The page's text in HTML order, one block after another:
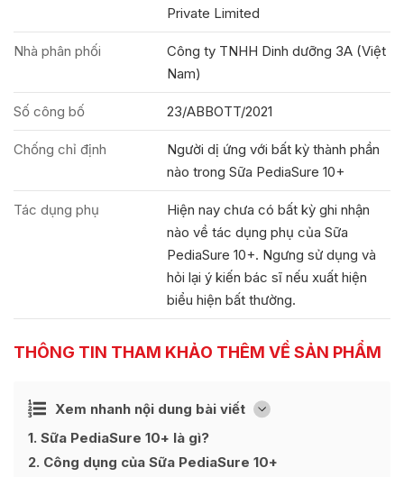
Private Limited
Nhà phân phối
Công ty TNHH Dinh dưỡng 3A (Việt
Nam)
Số công bố 23/ABBOTT/2021
Chống chỉ định
Người dị ứng với bất kỳ thành phần
nào trong Sữa PediaSure 10+
Tác dụng phụ
Hiện nay chưa có bất kỳ ghi nhận
nào về tác dụng phụ của Sữa
PediaSure 10+. Ngưng sử dụng và
hỏi lại ý kiến bác sĩ nếu xuất hiện
biểu hiện bất thường.
THÔNG TIN THAM KHẢO THÊM VỀ SẢN PHẨM
Xem nhanh nội dung bài viết [
Ẩn
1 Sữa PediaSure 10+ là gì?
2 Công dụng của Sữa PediaSure 10+